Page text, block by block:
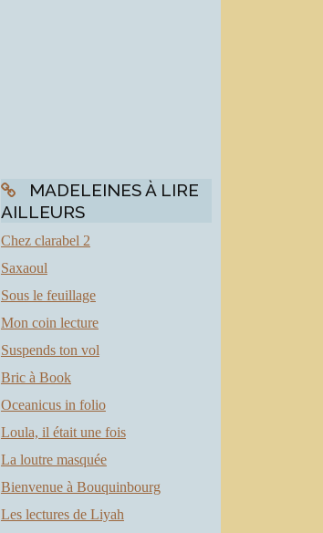
MADELEINES À LIRE
AILLEURS
Chez clarabel 2
Saxaoul
Sous le feuillage
Mon coin lecture
Suspends ton vol
Bric à Book
Oceanicus in folio
Loula, il était une fois
La loutre masquée
Bienvenue à Bouquinbourg
Les lectures de Liyah